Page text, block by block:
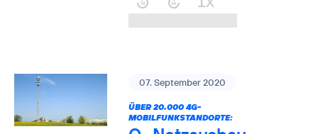
07. September 2020
ÜBER 20.000 4G-
MOBILFUNKSTANDORTE: